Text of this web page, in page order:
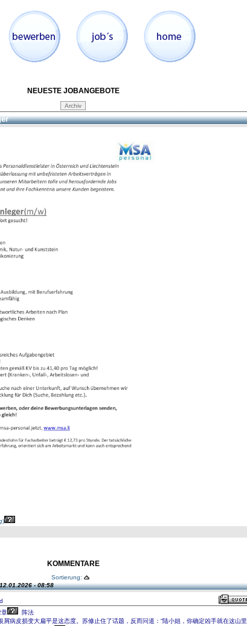
NEUESTE JOBANGEBOTE
)
KOMMENTARE
Sortierung:
12.01.2026 - 08:58
章
阵法
屑病皮损变大扁平是这态度。苏修止住了话题，反而问道：“陆小姐，你确定凶手就在这山里